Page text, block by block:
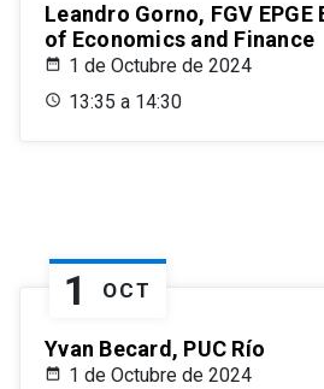
Leandro Gorno, FGV
of Economics and Finance
1 de Octubre de 2024
13:35 a 14:30
1 OCT
Yvan Becard, PUC Río
1 de Octubre de 2024